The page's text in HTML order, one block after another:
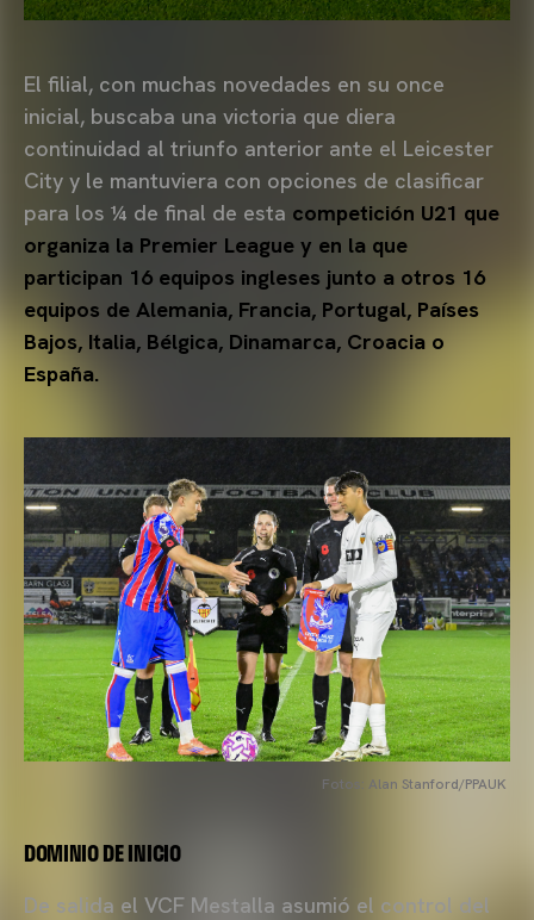
El filial, con muchas novedades en su once
inicial, buscaba una victoria que diera
continuidad al triunfo anterior ante el Leicester
City y le mantuviera con opciones de clasificar
para los ¼ de final de esta competición U21 que
organiza la Premier League y en la que
participan 16 equipos ingleses junto a otros 16
equipos de Alemania, Francia, Portugal, Países
Bajos, Italia, Bélgica, Dinamarca, Croacia o
España.
Fotos: Alan Stanford/PPAUK
DOMINIO DE INICIO
De salida el VCF Mestalla asumió el control del